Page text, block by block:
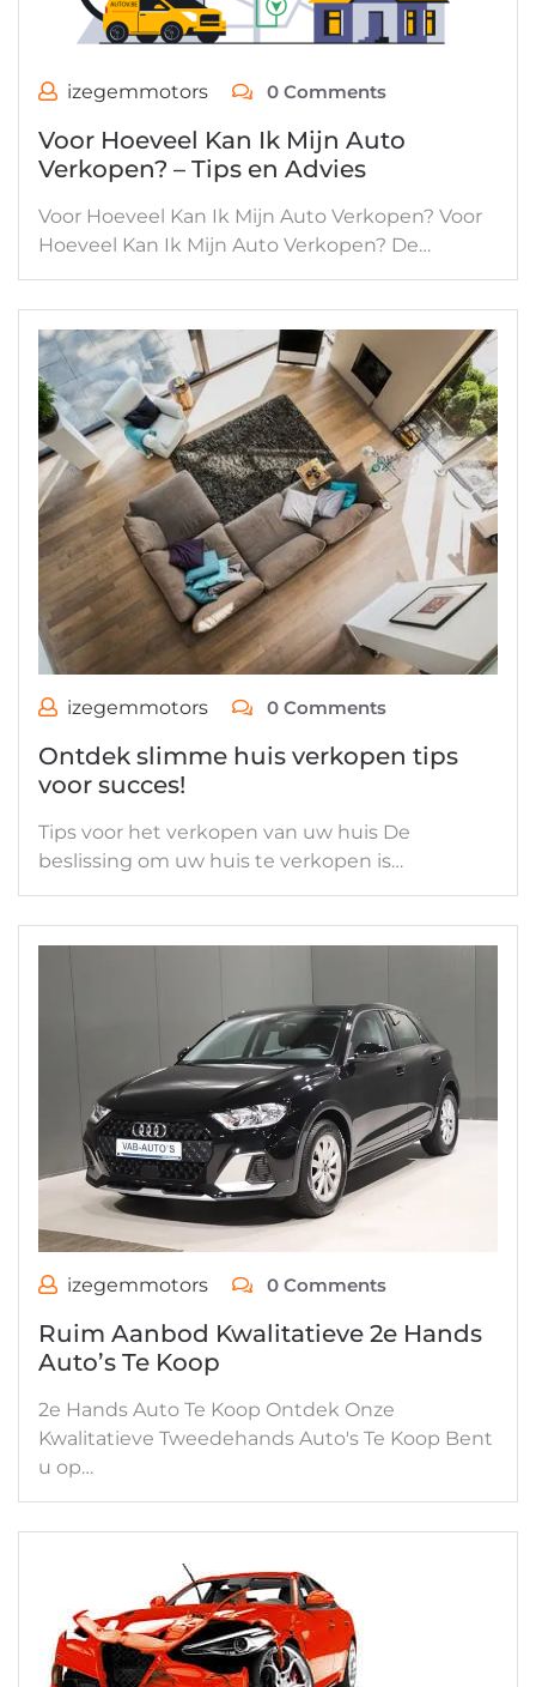
izegemmotors 0 Comments
Voor Hoeveel Kan Ik Mijn Auto
Verkopen? – Tips en Advies
Voor Hoeveel Kan Ik Mijn Auto Verkopen? Voor
Hoeveel Kan Ik Mijn Auto Verkopen? De…
izegemmotors 0 Comments
Ontdek slimme huis verkopen tips
voor succes!
Tips voor het verkopen van uw huis De
beslissing om uw huis te verkopen is…
izegemmotors 0 Comments
Ruim Aanbod Kwalitatieve 2e Hands
Auto’s Te Koop
2e Hands Auto Te Koop Ontdek Onze
Kwalitatieve Tweedehands Auto's Te Koop Bent
u op…